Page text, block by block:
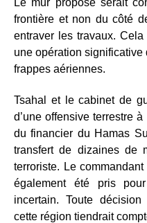
frontière et non du côté
entraver les travaux.
une opération
frappes aériennes.
Tsahal et le cabinet de
d’une offensive terrestre
du financier du Hamas
transfert de dizaines de
terroriste. Le
également été pris
incertain. Toute
cette région tiendrait